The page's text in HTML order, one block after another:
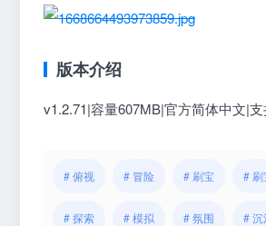
版本介绍
v1.2.71|容量607MB|官方简体中文|
# 俯视 # 冒险 # 刷宝 # 刷
# 探索 # 模拟 # 氛围 # 沉